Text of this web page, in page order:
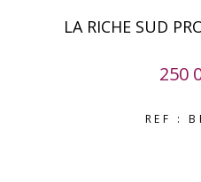
LA RICHE SUD
250
REF :